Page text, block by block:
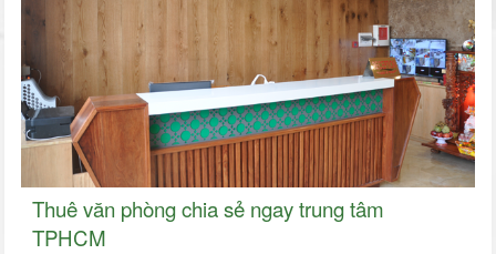
Thuê văn phòng chia sẻ ngay trung tâm
TPHCM